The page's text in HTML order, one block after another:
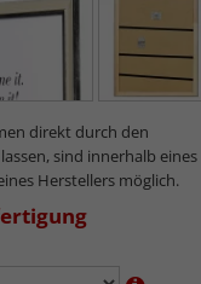
direkt durch den
sind innerhalb eines
Herstellers möglich.